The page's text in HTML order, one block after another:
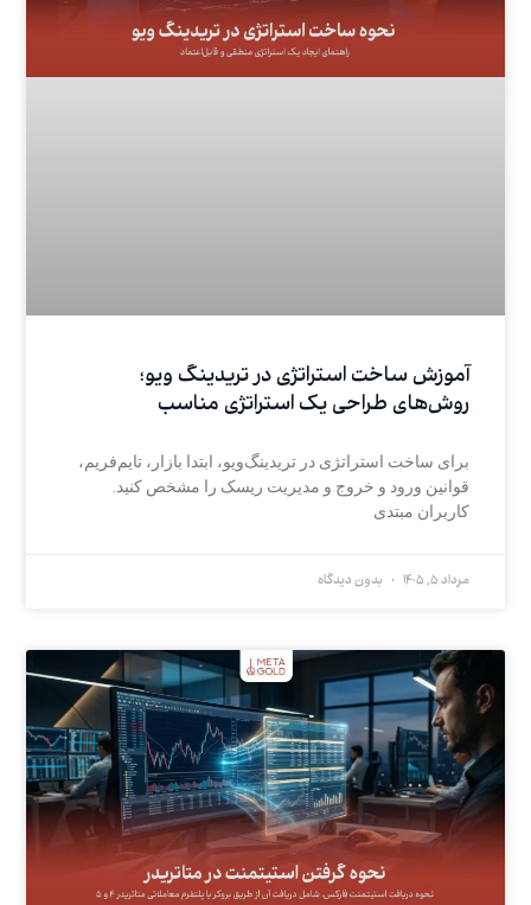
آموزش ساخت استراتژی در تریدینگ ویو؛
روش‌های طراحی یک استراتژی مناسب
برای ساخت استراتژی در تریدینگ‌ویو، ابتدا بازار، تایم‌فریم،
قوانین ورود و خروج و مدیریت ریسک را مشخص کنید.
کاربران مبتدی
مرداد 5, 1405 بدون دیدگاه